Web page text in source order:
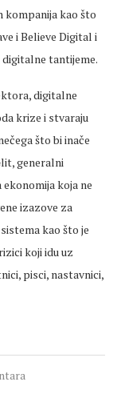
kompanija kao što
i Believe Digital i
tantijeme.
digitalne
krize i stvaraju
što bi inače
generalni
koja ne
izazove za
kao što je
koji idu uz
pisci, nastavnici,